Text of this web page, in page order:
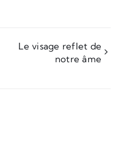
Le visage reflet de
notre âme